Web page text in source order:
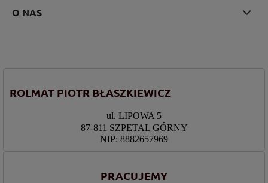
O NAS
ROLMAT PIOTR BŁASZKIEWICZ
ul. LIPOWA 5
87-811 SZPETAL GÓRNY
NIP: 8882657969
PRACUJEMY